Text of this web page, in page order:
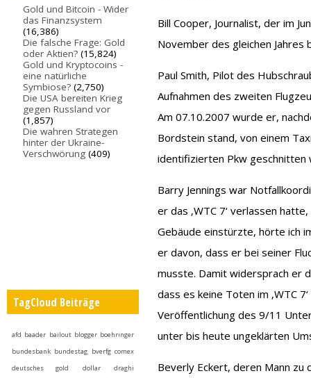
Gold und Bitcoin - Wider
das Finanzsystem
(16,386)
Die falsche Frage: Gold
oder Aktien? (15,824)
Gold und Kryptocoins -
eine natürliche
Symbiose? (2,750)
Die USA bereiten Krieg
gegen Russland vor
(1,857)
Die wahren Strategen
hinter der Ukraine-
Verschwörung (409)
TagCloud Beiträge
afd baader bailout blogger boehringer
bundesbank bundestag bverfg comex
deutsches gold
dollar
draghi
Bill Cooper, Journalist, der im
November des gleichen
Paul Smith, Pilot des
Aufnahmen des zweiten
Am 07.10.2007 wurde er,
Bordstein stand, von einem
identifizierten Pkw geschnitten
Barry Jennings war
er das ‚WTC 7‘ verlassen
Gebäude einstürzte, hörte ich
er davon, dass er bei seiner
musste. Damit widersprach er
dass es keine Toten im ‚WTC
Veröffentlichung des 9/11
unter bis heute ungeklärten
Beverly Eckert, deren Mann